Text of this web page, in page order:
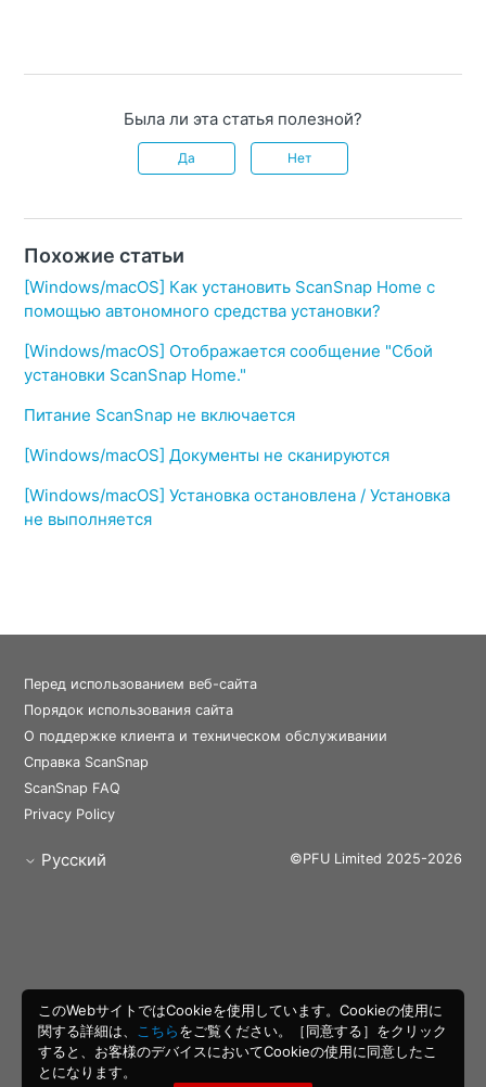
Была ли эта статья полезной?
Да Нет
Похожие статьи
[Windows/macOS] Как установить ScanSnap Home с
помощью автономного средства установки?
[Windows/macOS] Отображается сообщение "Сбой
установки ScanSnap Home."
Питание ScanSnap не включается
[Windows/macOS] Документы не сканируются
[Windows/macOS] Установка остановлена / Установка
не выполняется
Перед использованием веб-сайта
Порядок использования сайта
О поддержке клиента и техническом обслуживании
Справка ScanSnap
ScanSnap FAQ
Privacy Policy
Русский ©PFU Limited 2025-2026
このWebサイトではCookieを使用しています。Cookieの使用に
関する詳細は、
こちらをご覧ください。［同意する］をクリック
すると、お客様のデバイスにおいてCookieの使用に同意したこ
とになります。